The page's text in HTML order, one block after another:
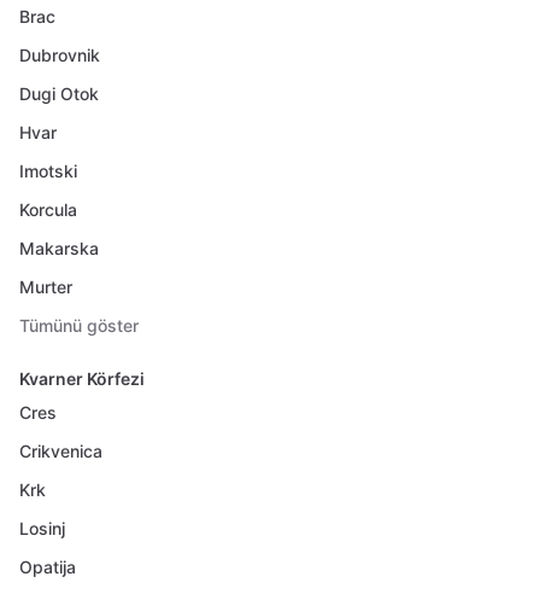
Brac
Dubrovnik
Dugi Otok
Hvar
Imotski
Korcula
Makarska
Murter
Tümünü göster
Kvarner Körfezi
Cres
Crikvenica
Krk
Losinj
Opatija